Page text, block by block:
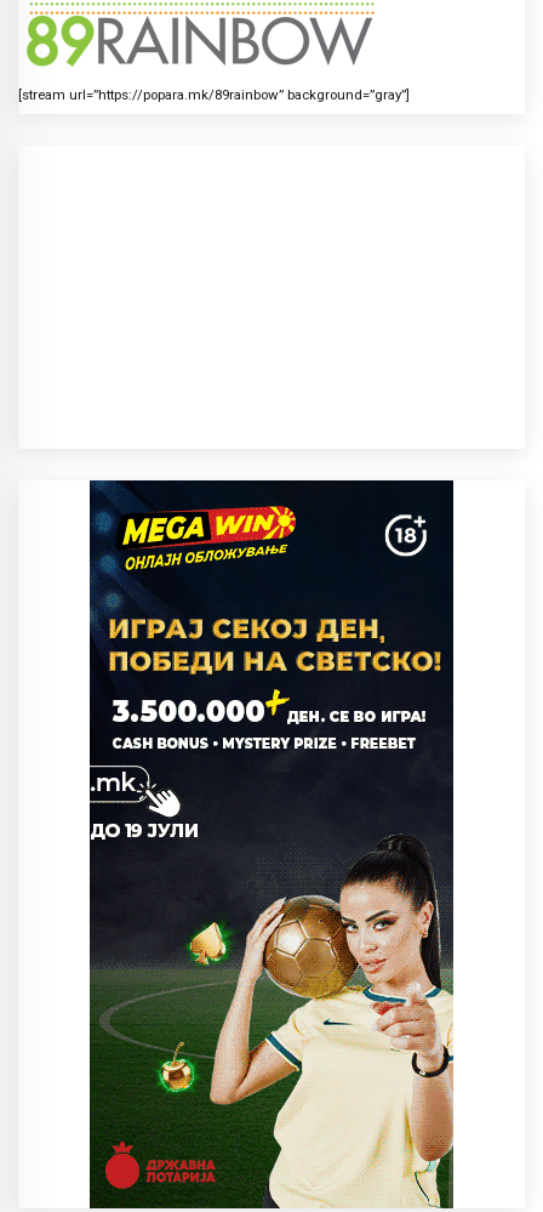
[stream url=”https://popara.mk/89rainbow” background=”gray”]